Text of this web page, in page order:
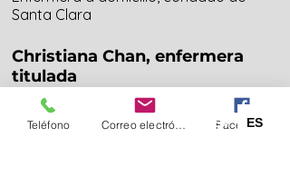
Santa Clara
Christiana Chan, enfermera
titulada
Leer más
Teléfono Facebook
EN ES